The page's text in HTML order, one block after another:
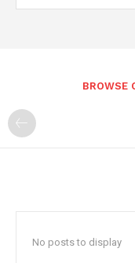
BROWSE
No posts to display